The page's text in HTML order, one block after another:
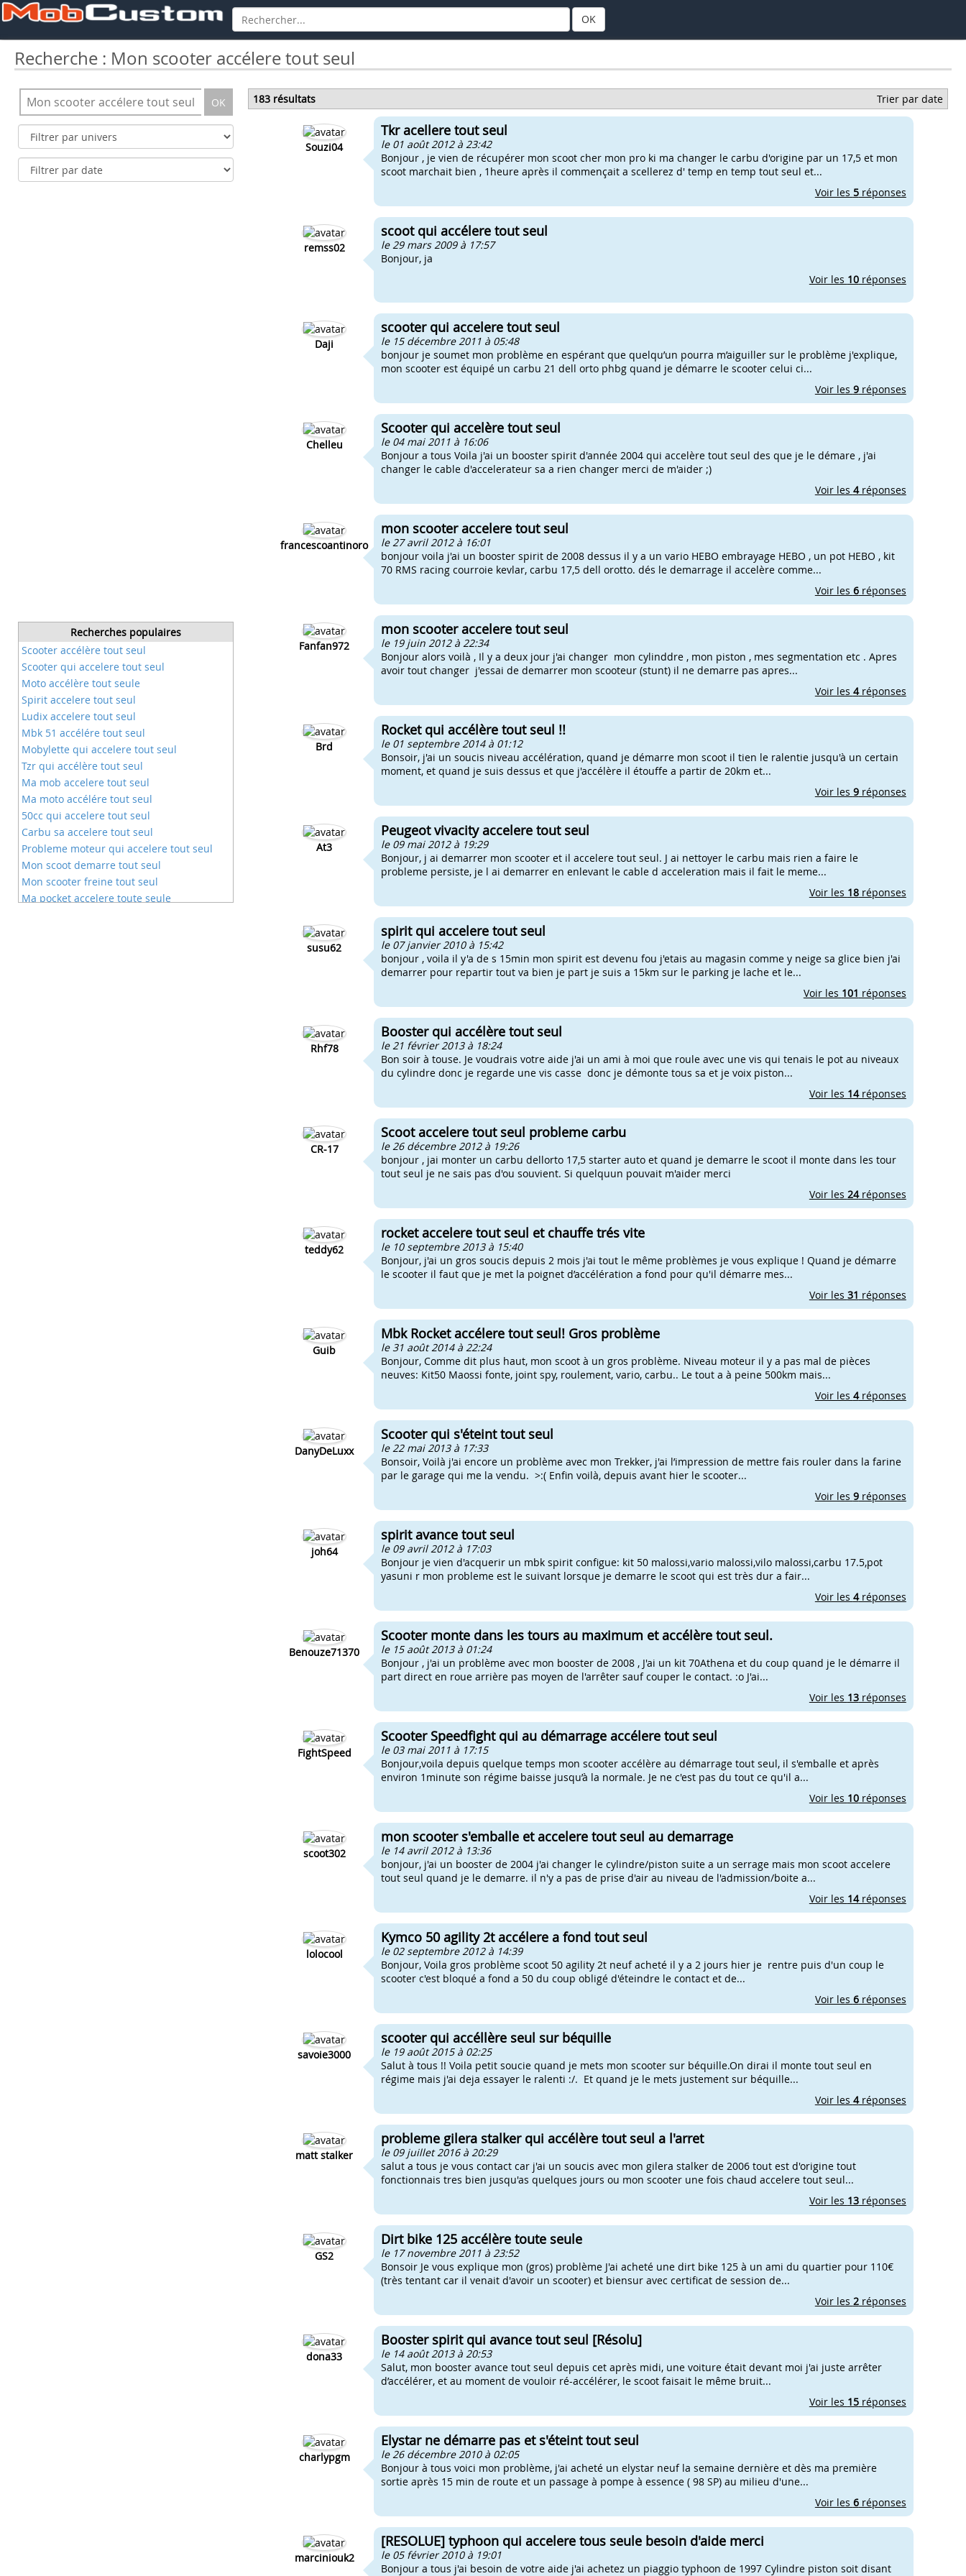
OK
Recherche : Mon scooter accélere tout seul
OK
Recherches populaires
Scooter accélère tout seul
Scooter qui accelere tout seul
Moto accélère tout seule
Spirit accelere tout seul
Ludix accelere tout seul
Mbk 51 accélére tout seul
Mobylette qui accelere tout seul
Tzr qui accélère tout seul
Ma mob accelere tout seul
Ma moto accélére tout seul
50cc qui accelere tout seul
Carbu sa accelere tout seul
Probleme moteur qui accelere tout seul
Mon scoot demarre tout seul
Mon scooter freine tout seul
Ma pocket accelere toute seule
183 résultats Trier par date
Souzi04
Tkr acellere tout seul
le 01 août 2012 à 23:42
Bonjour , je vien de récupérer mon scoot cher mon pro ki ma changer le carbu d'origine par un 17,5 et mon
scoot marchait bien , 1heure après il commençait a scellerez d' temp en temp tout seul et...
Voir les 5réponses
remss02
scoot qui accélere tout seul
le 29 mars 2009 à 17:57
Bonjour, ja
Voir les 10réponses
Daji
scooter qui accelere tout seul
le 15 décembre 2011 à 05:48
bonjour je soumet mon problème en espérant que quelqu’un pourra m’aiguiller sur le problème j'explique,
mon scooter est équipé un carbu 21 dell orto phbg quand je démarre le scooter celui ci...
Voir les 9réponses
Chelleu
Scooter qui accelère tout seul
le 04 mai 2011 à 16:06
Bonjour a tous Voila j'ai un booster spirit d'année 2004 qui accelère tout seul des que je le démare , j'ai
changer le cable d'accelerateur sa a rien changer merci de m'aider ;)
Voir les 4réponses
francescoantinoro
mon scooter accelere tout seul
le 27 avril 2012 à 16:01
bonjour voila j'ai un booster spirit de 2008 dessus il y a un vario HEBO embrayage HEBO , un pot HEBO , kit
70 RMS racing courroie kevlar, carbu 17,5 dell orotto. dés le demarrage il accelère comme...
Voir les 6réponses
Fanfan972
mon scooter accelere tout seul
le 19 juin 2012 à 22:34
Bonjour alors voilà , Il y a deux jour j'ai changer mon cylinddre , mon piston , mes segmentation etc . Apres
avoir tout changer j'essai de demarrer mon scooteur (stunt) il ne demarre pas apres...
Voir les 4réponses
Brd
Rocket qui accélère tout seul !!
le 01 septembre 2014 à 01:12
Bonsoir, j'ai un soucis niveau accélération, quand je démarre mon scoot il tien le ralentie jusqu'à un certain
moment, et quand je suis dessus et que j'accélère il étouffe a partir de 20km et...
Voir les 9réponses
At3
Peugeot vivacity accelere tout seul
le 09 mai 2012 à 19:29
Bonjour, j ai demarrer mon scooter et il accelere tout seul. J ai nettoyer le carbu mais rien a faire le
probleme persiste, je l ai demarrer en enlevant le cable d acceleration mais il fait le meme...
Voir les 18réponses
susu62
spirit qui accelere tout seul
le 07 janvier 2010 à 15:42
bonjour , voila il y'a de s 15min mon spirit est devenu fou j'etais au magasin comme y neige sa glice bien j'ai
demarrer pour repartir tout va bien je part je suis a 15km sur le parking je lache et le...
Voir les 101 réponses
Rhf78
Booster qui accélère tout seul
le 21 février 2013 à 18:24
Bon soir à touse. Je voudrais votre aide j'ai un ami à moi que roule avec une vis qui tenais le pot au niveaux
du cylindre donc je regarde une vis casse donc je démonte tous sa et je voix piston...
Voir les 14réponses
CR-17
Scoot accelere tout seul probleme carbu
le 26 décembre 2012 à 19:26
bonjour , jai monter un carbu dellorto 17,5 starter auto et quand je demarre le scoot il monte dans les tour
tout seul je ne sais pas d'ou souvient. Si quelquun pouvait m'aider merci
Voir les 24réponses
teddy62
rocket accelere tout seul et chauffe trés vite
le 10 septembre 2013 à 15:40
Bonjour, j'ai un gros soucis depuis 2 mois j'ai tout le même problèmes je vous explique ! Quand je démarre
le scooter il faut que je met la poignet d’accélération a fond pour qu'il démarre mes...
Voir les 31 réponses
Guib
Mbk Rocket accélere tout seul! Gros problème
le 31 août 2014 à 22:24
Bonjour, Comme dit plus haut, mon scoot à un gros problème. Niveau moteur il y a pas mal de pièces
neuves: Kit50 Maossi fonte, joint spy, roulement, vario, carbu.. Le tout a à peine 500km mais...
Voir les 4réponses
DanyDeLuxx
Scooter qui s'éteint tout seul
le 22 mai 2013 à 17:33
Bonsoir, Voilà j'ai encore un problème avec mon Trekker, j'ai l’impression de mettre fais rouler dans la farine
par le garage qui me la vendu. >:( Enfin voilà, depuis avant hier le scooter...
Voir les 9réponses
joh64
spirit avance tout seul
le 09 avril 2012 à 17:03
Bonjour je vien d'acquerir un mbk spirit configue: kit 50 malossi,vario malossi,vilo malossi,carbu 17.5,pot
yasuni r mon probleme est le suivant lorsque je demarre le scoot qui est très dur a fair...
Voir les 4réponses
Benouze71370
Scooter monte dans les tours au maximum et accélère tout seul.
le 15 août 2013 à 01:24
Bonjour , j'ai un problème avec mon booster de 2008 , J'ai un kit 70Athena et du coup quand je le démarre il
part direct en roue arrière pas moyen de l'arrêter sauf couper le contact. :o J'ai...
Voir les 13réponses
FightSpeed
Scooter Speedfight qui au démarrage accélere tout seul
le 03 mai 2011 à 17:15
Bonjour,voila depuis quelque temps mon scooter accélère au démarrage tout seul, il s'emballe et après
environ 1minute son régime baisse jusqu’à la normale. Je ne c'est pas du tout ce qu'il a...
Voir les 10réponses
scoot302
mon scooter s'emballe et accelere tout seul au demarrage
le 14 avril 2012 à 13:36
bonjour, j'ai un booster de 2004 j'ai changer le cylindre/piston suite a un serrage mais mon scoot accelere
tout seul quand je le demarre. il n'y a pas de prise d'air au niveau de l'admission/boite a...
Voir les 14réponses
lolocool
Kymco 50 agility 2t accélere a fond tout seul
le 02 septembre 2012 à 14:39
Bonjour, Voila gros problème scoot 50 agility 2t neuf acheté il y a 2 jours hier je rentre puis d'un coup le
scooter c'est bloqué a fond a 50 du coup obligé d'éteindre le contact et de...
Voir les 6réponses
savoie3000
scooter qui accéllère seul sur béquille
le 19 août 2015 à 02:25
Salut à tous !! Voila petit soucie quand je mets mon scooter sur béquille.On dirai il monte tout seul en
régime mais j'ai deja essayer le ralenti :/. Et quand je le mets justement sur béquille...
Voir les 4réponses
matt stalker
probleme gilera stalker qui accélère tout seul a l'arret
le 09 juillet 2016 à 20:29
salut a tous je vous contact car j'ai un soucis avec mon gilera stalker de 2006 tout est d'origine tout
fonctionnais tres bien jusqu'as quelques jours ou mon scooter une fois chaud accelere tout seul...
Voir les 13réponses
GS2
Dirt bike 125 accélère toute seule
le 17 novembre 2011 à 23:52
Bonsoir Je vous explique mon (gros) problème J'ai acheté une dirt bike 125 à un ami du quartier pour 110€
(très tentant car il venait d'avoir un scooter) et biensur avec certificat de session de...
Voir les 2réponses
dona33
Booster spirit qui avance tout seul [Résolu]
le 14 août 2013 à 20:53
Salut, mon booster avance tout seul depuis cet après midi, une voiture était devant moi j'ai juste arrêter
d’accélérer, et au moment de vouloir ré-accélérer, le scoot faisait le même bruit...
Voir les 15réponses
charlypgm
Elystar ne démarre pas et s'éteint tout seul
le 26 décembre 2010 à 02:05
Bonjour à tous voici mon problème, j'ai acheté un elystar neuf la semaine dernière et dès ma première
sortie après 15 min de route et un passage à pompe à essence ( 98 SP) au milieu d'une...
Voir les 6réponses
marciniouk2
[RESOLUE] typhoon qui accelere tous seule besoin d'aide merci
le 05 février 2010 à 19:01
Bonjour a tous j'ai besoin de votre aide j'ai achetez un piaggio typhoon de 1997 Cylindre piston soit disant